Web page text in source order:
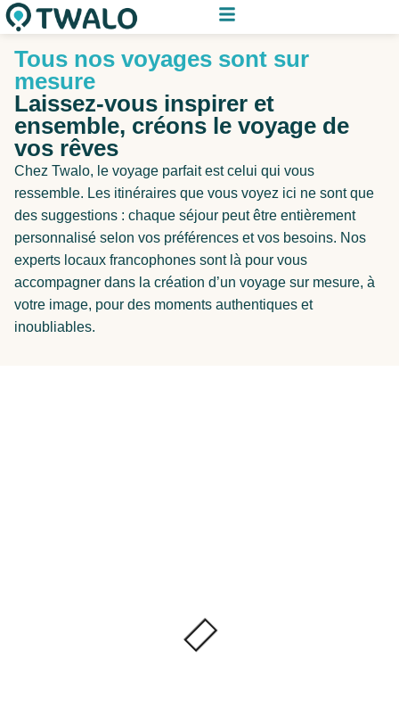
Tous nos voyages sont sur
mesure
Laissez-vous inspirer et
ensemble, créons le voyage de
vos rêves
Chez Twalo, le voyage parfait est celui qui vous
ressemble. Les itinéraires que vous voyez ici ne sont que
des suggestions : chaque séjour peut être entièrement
personnalisé selon vos préférences et vos besoins. Nos
experts locaux francophones sont là pour vous
accompagner dans la création d’un voyage sur mesure, à
votre image, pour des moments authentiques et
inoubliables.